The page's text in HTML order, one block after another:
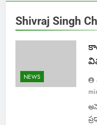
Shivraj Singh
NEWS